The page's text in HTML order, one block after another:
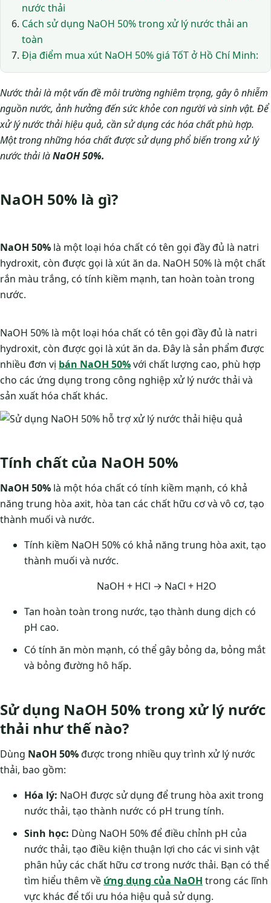
nước thải
Cách sử dụng NaOH 50% trong xử lý nước thải an
toàn
Địa điểm mua xút NaOH 50% giá TốT ở Hồ Chí Minh:
Nước thải là một vấn đề môi trường nghiêm trọng, gây ô nhiễm
nguồn nước, ảnh hưởng đến sức khỏe con người và sinh vật. Để
xử lý nước thải hiệu quả, cần sử dụng các hóa chất phù hợp.
Một trong những hóa chất được sử dụng phổ biến trong xử lý
nước thải làNaOH 50%.
NaOH 50% là gì?
NaOH 50% là một loại hóa chất có tên gọi đầy đủ là natri
hydroxit, còn được gọi là xút ăn da. NaOH 50% là một chất
rắn màu trắng, có tính kiềm mạnh, tan hoàn toàn trong
nước.
NaOH 50% là một loại hóa chất có tên gọi đầy đủ là natri
hydroxit, còn được gọi là xút ăn da. Đây là sản phẩm được
nhiều đơn vị bán NaOH 50%với chất lượng cao, phù hợp
cho các ứng dụng trong công nghiệp xử lý nước thải và
sản xuất hóa chất khác.
Tính chất của NaOH 50%
NaOH 50% là một hóa chất có tính kiềm mạnh, có khả
năng trung hòa axit, hòa tan các chất hữu cơ và vô cơ, tạo
thành muối và nước.
Tính kiềm NaOH 50% có khả năng trung hòa axit, tạo
thành muối và nước.
NaOH + HCl → NaCl + H2O
Tan hoàn toàn trong nước, tạo thành dung dịch có
pH cao.
Có tính ăn mòn mạnh, có thể gây bỏng da, bỏng mắt
và bỏng đường hô hấp.
Sử dụng NaOH 50% trong xử lý nước
thải như thế nào?
Dùng NaOH 50%được trong nhiều quy trình xử lý nước
thải, bao gồm:
Hóa lý: NaOH được sử dụng để trung hòa axit trong
nước thải, tạo thành nước có pH trung tính.
Sinh học: Dùng NaOH 50% để điều chỉnh pH của
nước thải, tạo điều kiện thuận lợi cho các vi sinh vật
phân hủy các chất hữu cơ trong nước thải. Bạn có thể
tìm hiểu thêm về ứng dụng của NaOH trong các lĩnh
vực khác để tối ưu hóa hiệu quả sử dụng.